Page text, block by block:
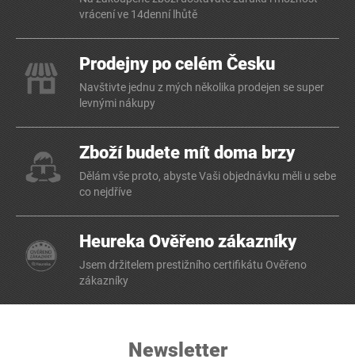
vrácení ve 14denní lhůtě
Prodejny po celém Česku
Navštivte jednu z mých několika prodejen se super
levnými nákupy
Zboží budete mít doma brzy
Dělám vše proto, abyste Vaši objednávku měli u sebe
co nejdříve
Heureka Ověřeno zákazníky
Jsem držitelem prestižního certifikátu Ověřeno
zákazníky
Newsletter